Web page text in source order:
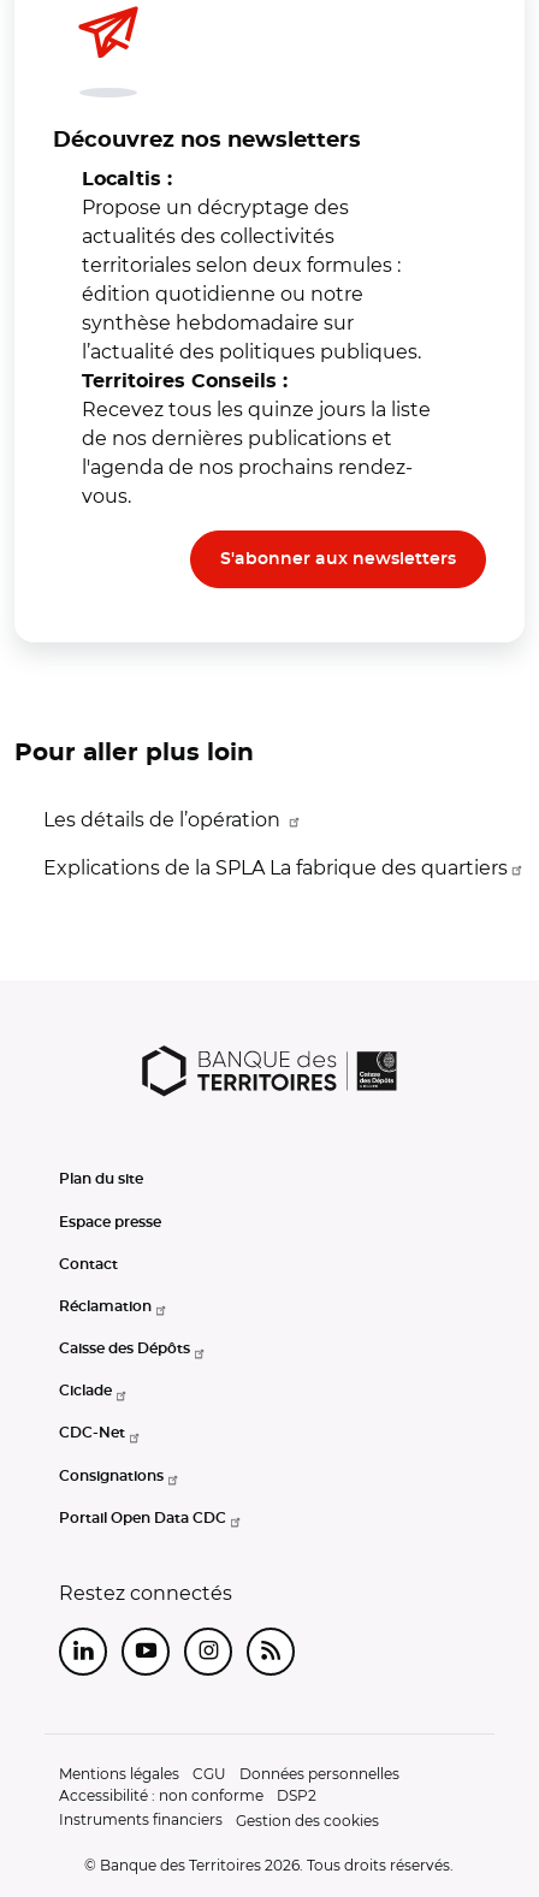
Découvrez nos newsletters
Localtis :
Propose un décryptage des
actualités des collectivités
territoriales selon deux formules :
édition quotidienne ou notre
synthèse hebdomadaire sur
l’actualité des politiques publiques.
Territoires Conseils :
Recevez tous les quinze jours la liste
de nos dernières publications et
l'agenda de nos prochains rendez-
vous.
S'abonner aux newsletters
Pour aller plus loin
Les détails de l’opération
Explications de la SPLA La fabrique des quartiers
Plan du site
Espace presse
Contact
Réclamation
Caisse des Dépôts
Ciclade
CDC-Net
Consignations
Portail Open Data CDC
Restez connectés
LinkedInYoutubeInstagram
RSS
Mentions légales CGU
Données personnelles
Accessibilité : non conforme
DSP2
Instruments financiers
Gestion des cookies
© Banque des Territoires 2026. Tous droits réservés.